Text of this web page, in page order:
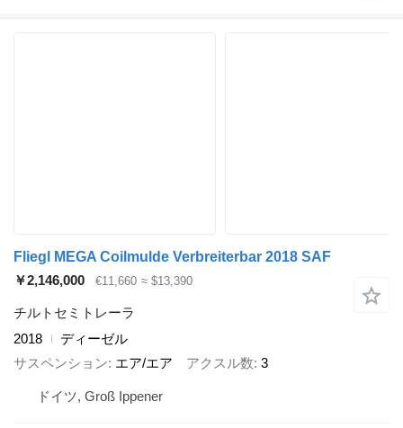
Fliegl MEGA Coilmulde Verbreiterbar 2018 SAF
￥2,146,000
€11,660 ≈ $13,390
チルトセミトレーラ
2018
ディーゼル
サスペンション エア/エア アクスル数 3
ドイツ, Groß Ippener